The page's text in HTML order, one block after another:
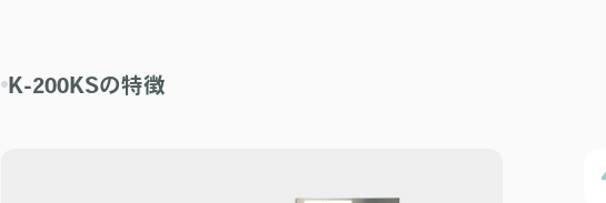
K-200KSの特徴